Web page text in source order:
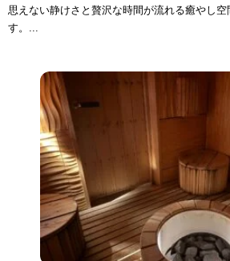
思えない静けさと贅沢な時間が流れる癒やし空
す。...